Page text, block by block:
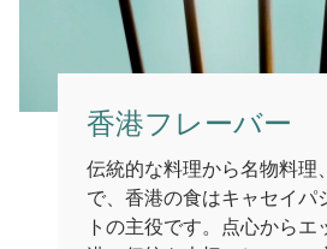
香港フレーバー
伝統的な料理から名物料理
で、香港の食はキャセイパ
トの主役です。点心からエ